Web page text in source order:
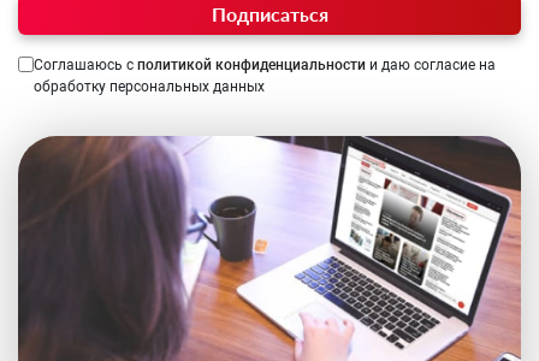
Подписаться
Соглашаюсь с политикой конфиденциальности и даю согласие на
обработку персональных данных